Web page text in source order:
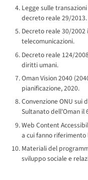
Legge sulle
decreto reale 29/2013.
Decreto reale 30/
telecomunicazioni.
Decreto reale 124/
diritti umani.
Oman Vision 2040 (
pianificazione, 2020.
Convenzione ONU
Sultanato dell'Oman il
Web Content
a cui fanno riferimento
Materiali del
sviluppo sociale e